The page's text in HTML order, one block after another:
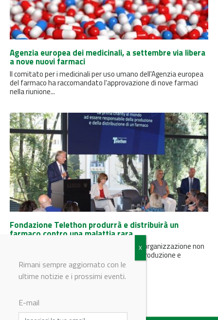
Agenzia europea dei medicinali, a settembre via libera
a nove nuovi farmaci
Il comitato per i medicinali per uso umano dell'Agenzia europea
del farmaco ha raccomandato l'approvazione di nove farmaci
nella riunione...
Fondazione Telethon produrrà e distribuirà un
farmaco contro una malattia rara
Per la prima volta Fondazione Telethon, un’organizzazione non
profit, si assumerà la responsabilità della produzione e
distribuzione di un farmaco...
Rimani sempre aggiornato con le
ultime notizie e i prossimi eventi.
E-mail